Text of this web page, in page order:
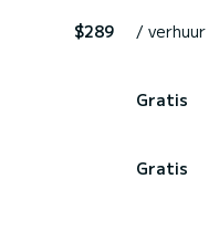
$289 / verhuur
Gratis
Gratis